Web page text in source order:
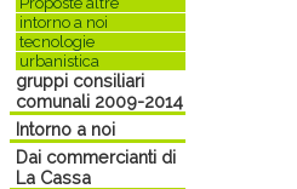
intorno a noi
tecnologie
urbanistica
gruppi consiliari
comunali 2009-2014
Intorno a noi
Dai commercianti di
La Cassa